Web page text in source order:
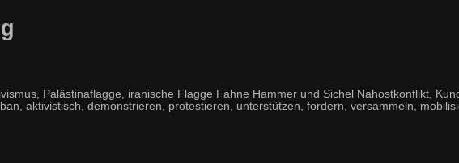
Palästinaflagge, iranische Flagge Fahne Hammer und Sichel Nahostkonflikt,
aktivistisch, demonstrieren, protestieren, unterstützen, fordern, versammeln,